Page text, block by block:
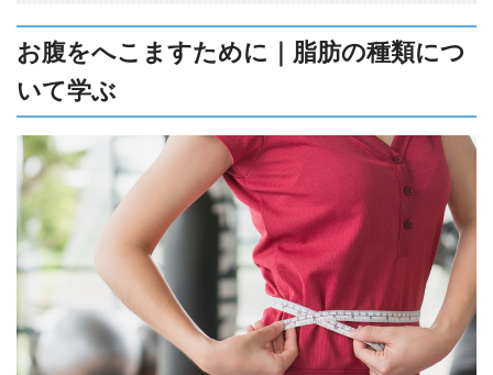
お腹をへこますために｜脂肪の種類につ
いて学ぶ